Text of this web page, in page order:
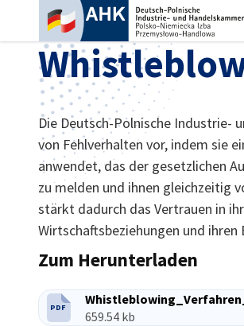
Die Deutsch-Polnische Industrie-
von Fehlverhalten vor, indem sie
anwendet, das der gesetzlichen
zu melden und ihnen gleichzeitig
stärkt dadurch das Vertrauen in
Wirtschaftsbeziehungen und
Zum Herunterladen
DATEITYP:
PDF
Dateigröße:
659.54 kb